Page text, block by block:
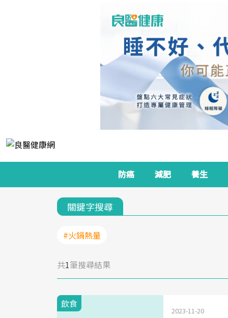
防癌 減肥 養生
關鍵字搜尋
#火鍋熱量
共1筆搜尋結果
飲食
2023-11-20